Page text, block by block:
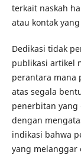
terkait naskah
atau kontak
Dedikasi tidak
publikasi artikel
perantara mana
atas segala
penerbitan yang
dengan
indikasi bahwa
yang melanggar